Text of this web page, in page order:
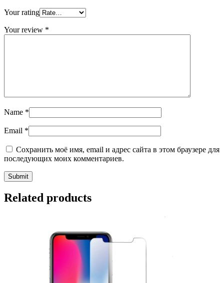
Your rating
Your review *
Name *
Email *
Сохранить моё имя, email и адрес сайта в этом браузере для
последующих моих комментариев.
Related products